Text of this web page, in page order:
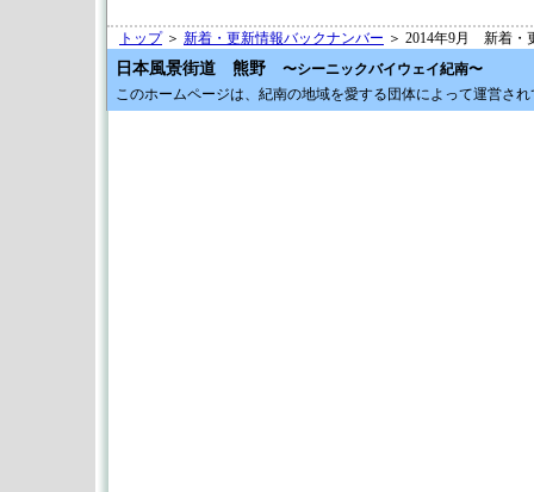
トップ＞ 新着・更新情報バックナンバー ＞ 2014年9月 新着・
日本風景街道 熊野 〜シーニックバイウェイ紀南〜
このホームページは、紀南の地域を愛する団体によって運営さ